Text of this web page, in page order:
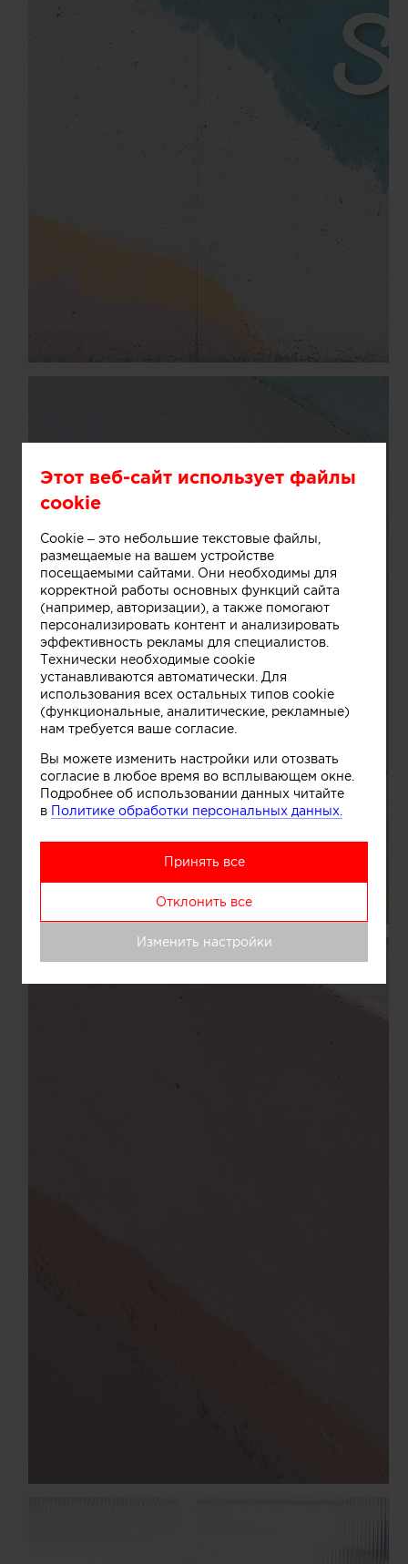
Этот веб-сайт использует файлы
cookie
Cookie – это небольшие текстовые файлы,
размещаемые на вашем устройстве
посещаемыми сайтами. Они необходимы для
корректной работы основных функций сайта
(например, авторизации), а также помогают
персонализировать контент и анализировать
эффективность рекламы для специалистов.
Технически необходимые cookie
устанавливаются автоматически. Для
использования всех остальных типов cookie
(функциональные, аналитические, рекламные)
нам требуется ваше согласие.
Вы можете изменить настройки или отозвать
согласие в любое время во всплывающем окне.
Подробнее об использовании данных читайте
в Политике обработки персональных данных.
Принять все
Отклонить все
Изменить настройки